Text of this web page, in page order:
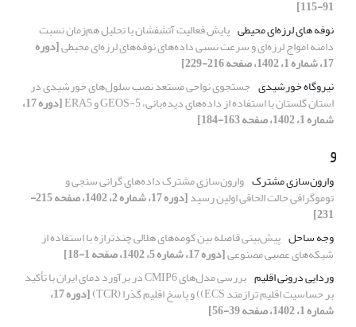
91-115]
نوفه های لرزه‌ای محیطی پایش فعالیت آتشفشان با تحلیل هم‌زمان نسبت
دامنه امواج لرزه‌ای و سرعت نسبی داده‌های نوفه‌های لرزه‌ای محیطی[دوره
17، شماره 1، 1402، صفحه 216-229]
نیروگاه خورشیدی جستجوی نواحی مستعد نصب سلول‌های خورشیدی در
استان گلستان با استفاده از داده‌های دیده‌بانی، GEOS-5 و ERA5 [دوره 17،
شماره 1، 1402، صفحه 163-184]
و
وارون‌سازی مشترک وارون‌سازی مشترک داده‌های گرانی سنجی و
توموگرافی حالت الحاقی اولین رسید [دوره 17، شماره 2، 1402، صفحه 215-
231]
وجه ساحل پیش‌بینی فاصله بین کومه‌های هلالی چندترازه با استفاده از
شبکه‌های عصبی مصنوعی[دوره 17، شماره 5، 1402، صفحه 1-18]
وردایی درونی اقلیم
بررسی مدل‌های CMIP6 در برآورد دمای ایران با تأکید
بر حساسیت اقلیم ترازمند ECS)) و پاسخ اقلیم گذرا (TCR) [دوره 17،
شماره 1، 1402، صفحه 39-56]